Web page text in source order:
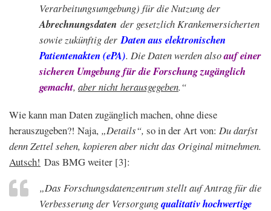
Verarbeitungsumgebung) für die Nutzung der
Abrechnungsdaten der gesetzlich Krankenversicherten
sowie zukünftig derDaten aus elektronischen
Patientenakten (ePA). Die Daten werden alsoauf einer
sicheren Umgebung für die Forschung zugänglich
gemacht, aber nicht herausgegeben.“
Wie kann man Daten zugänglich machen, ohne diese
herauszugeben?! Naja, „Details“, so in der Art von: Du darfst
denn Zettel sehen, kopieren aber nicht das Original mitnehmen.
Autsch! Das BMG weiter [3]:
„Das Forschungsdatenzentrum stellt auf Antrag für die
Verbesserung der Versorgungqualitativ hochwertige